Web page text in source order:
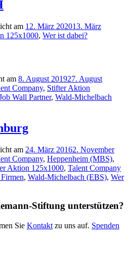
am 12. März 202013. März
125x1000, Wer ist dabei?
am 8. August 201927. August
Company, Stifter Aktion
Wall Partner, Wald-Michelbach
am 24. März 20162. November
Company, Heppenheim (MBS),
Aktion 125x1000, Talent Company
, Wald-Michelbach (EBS), Wer
Stiftung unterstützen?
Sie Kontakt zu uns auf. Spenden